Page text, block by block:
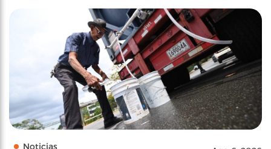
Noticias